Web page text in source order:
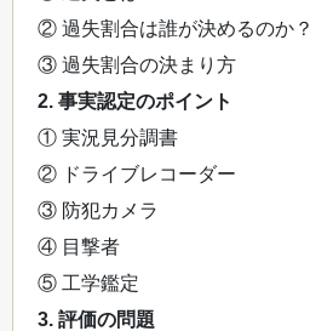
② 過失割合は誰が決めるのか？
③ 過失割合の決まり方
2. 事実認定のポイント
① 実況見分調書
② ドライブレコーダー
③ 防犯カメラ
④ 目撃者
⑤ 工学鑑定
3. 評価の問題